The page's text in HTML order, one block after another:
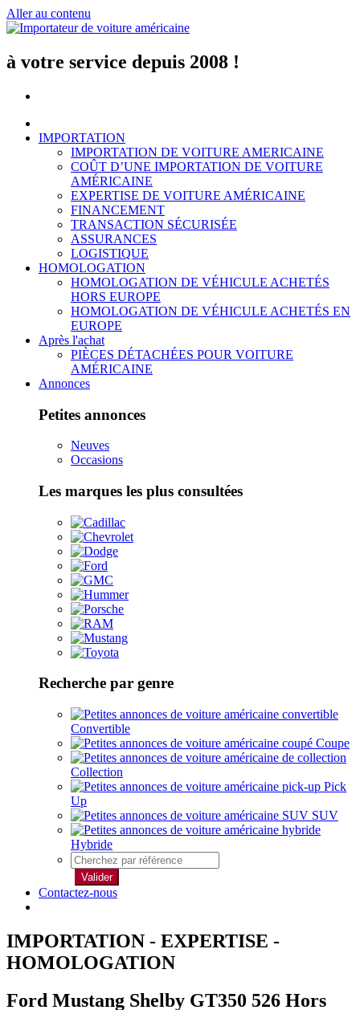
Aller au contenu
à votre service depuis 2008 !
IMPORTATION
IMPORTATION DE VOITURE AMERICAINE
COÛT D’UNE IMPORTATION DE VOITURE
AMÉRICAINE
EXPERTISE DE VOITURE AMÉRICAINE
FINANCEMENT
TRANSACTION SÉCURISÉE
ASSURANCES
LOGISTIQUE
HOMOLOGATION
HOMOLOGATION DE VÉHICULE ACHETÉS
HORS EUROPE
HOMOLOGATION DE VÉHICULE ACHETÉS EN
EUROPE
Après l'achat
PIÈCES DÉTACHÉES POUR VOITURE
AMÉRICAINE
Annonces
Petites annonces
Neuves
Occasions
Les marques les plus consultées
Recherche par genre
Convertible
Coupe
Collection
Pick
Up
SUV
Hybride
Valider
Contactez-nous
IMPORTATION - EXPERTISE -
HOMOLOGATION
Ford Mustang Shelby GT350 526 Hors